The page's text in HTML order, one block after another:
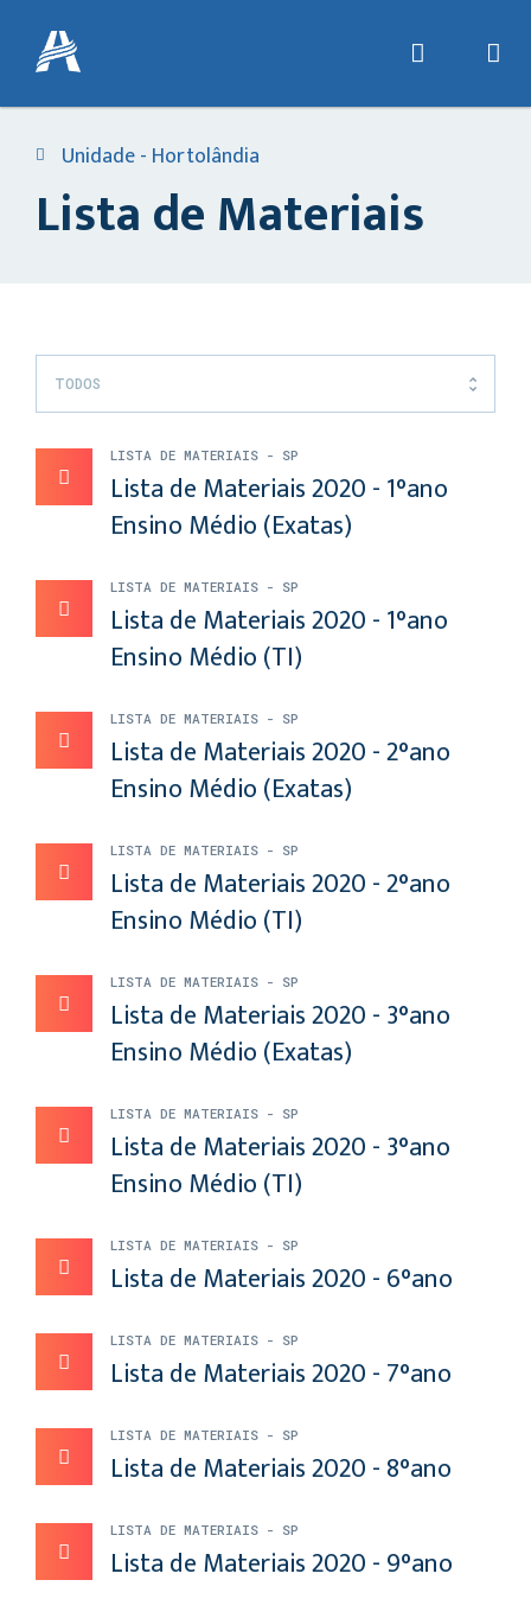
Unidade - Hortolândia
Lista de Materiais
TODOS
LISTA DE MATERIAIS - SP
Lista de Materiais 2020 - 1°ano
Ensino Médio (Exatas)
LISTA DE MATERIAIS - SP
Lista de Materiais 2020 - 1°ano
Ensino Médio (TI)
LISTA DE MATERIAIS - SP
Lista de Materiais 2020 - 2°ano
Ensino Médio (Exatas)
LISTA DE MATERIAIS - SP
Lista de Materiais 2020 - 2°ano
Ensino Médio (TI)
LISTA DE MATERIAIS - SP
Lista de Materiais 2020 - 3°ano
Ensino Médio (Exatas)
LISTA DE MATERIAIS - SP
Lista de Materiais 2020 - 3°ano
Ensino Médio (TI)
LISTA DE MATERIAIS - SP
Lista de Materiais 2020 - 6°ano
LISTA DE MATERIAIS - SP
Lista de Materiais 2020 - 7°ano
LISTA DE MATERIAIS - SP
Lista de Materiais 2020 - 8°ano
LISTA DE MATERIAIS - SP
Lista de Materiais 2020 - 9°ano